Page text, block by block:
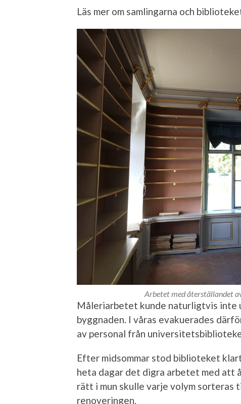
Läs mer om samlingarna och
Arbetet med återställandet
Måleriarbetet kunde naturligtvis inte
byggnaden. I våras evakuerades
av personal från
Efter midsommar stod biblioteket
heta dagar det digra arbetet med att
rätt i mun skulle varje volym sorteras
renoveringen.